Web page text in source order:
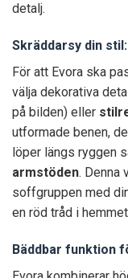
detalj.
Skräddarsy din
För att Evora ska
välja dekorativa
på bilden) eller
utformade benen,
löper längs ryggen
armstöden. Denna
soffgruppen med
en röd tråd i
Bäddbar funktion